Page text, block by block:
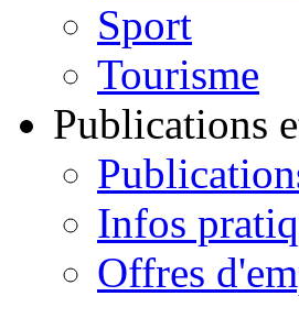
Sport
Tourisme
Publications
Infos
Offres